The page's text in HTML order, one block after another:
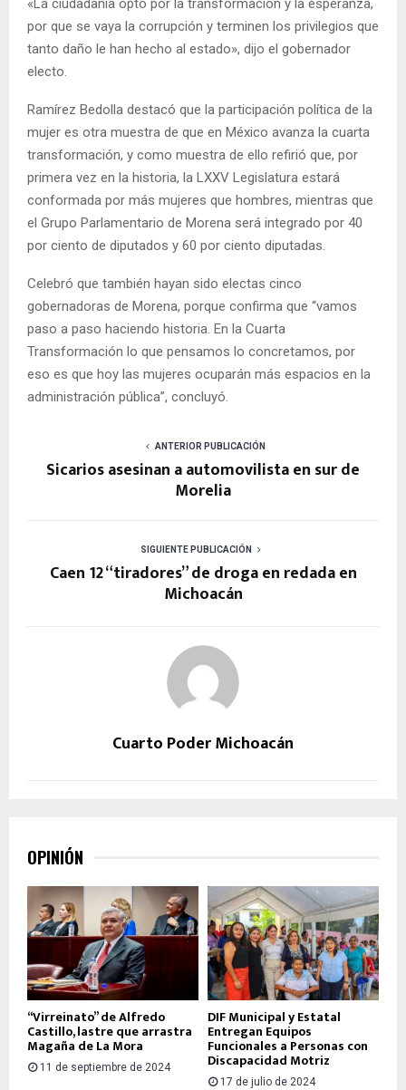
«La ciudadanía optó por la transformación y la esperanza,
por que se vaya la corrupción y terminen los privilegios que
tanto daño le han hecho al estado», dijo el gobernador
electo.
Ramírez Bedolla destacó que la participación política de la
mujer es otra muestra de que en México avanza la cuarta
transformación, y como muestra de ello refirió que, por
primera vez en la historia, la LXXV Legislatura estará
conformada por más mujeres que hombres, mientras que
el Grupo Parlamentario de Morena será integrado por 40
por ciento de diputados y 60 por ciento diputadas.
Celebró que también hayan sido electas cinco
gobernadoras de Morena, porque confirma que “vamos
paso a paso haciendo historia. En la Cuarta
Transformación lo que pensamos lo concretamos, por
eso es que hoy las mujeres ocuparán más espacios en la
administración pública”, concluyó.
ANTERIOR PUBLICACIÓN
Sicarios asesinan a automovilista en sur de
Morelia
SIGUIENTE PUBLICACIÓN
Caen 12 “tiradores” de droga en redada en
Michoacán
Cuarto Poder Michoacán
OPINIÓN
“Virreinato” de Alfredo
Castillo, lastre que arrastra
Magaña de La Mora
11 de septiembre de 2024
DIF Municipal y Estatal
Entregan Equipos
Funcionales a Personas con
Discapacidad Motriz
17 de julio de 2024